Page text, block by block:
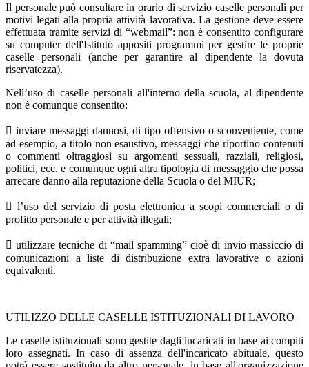
Il personale può consultare in orario di servizio caselle personali per
motivi legati alla propria attività lavorativa. La gestione deve essere
effettuata tramite servizi di “webmail”: non è consentito configurare
su computer dell'Istituto appositi programmi per gestire le proprie
caselle personali (anche per garantire al dipendente la dovuta
riservatezza).
Nell’uso di caselle personali all'interno della scuola, al dipendente
non è comunque consentito:
 inviare messaggi dannosi, di tipo offensivo o sconveniente, come
ad esempio, a titolo non esaustivo, messaggi che riportino contenuti
o commenti oltraggiosi su argomenti sessuali, razziali, religiosi,
politici, ecc. e comunque ogni altra tipologia di messaggio che possa
arrecare danno alla reputazione della Scuola o del MIUR;
 l’uso del servizio di posta elettronica a scopi commerciali o di
profitto personale e per attività illegali;
 utilizzare tecniche di “mail spamming” cioè di invio massiccio di
comunicazioni a liste di distribuzione extra lavorative o azioni
equivalenti.
UTILIZZO DELLE CASELLE ISTITUZIONALI DI LAVORO
Le caselle istituzionali sono gestite dagli incaricati in base ai compiti
loro assegnati. In caso di assenza dell'incaricato abituale, questo